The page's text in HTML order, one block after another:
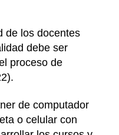
de los docentes
debe ser
proceso de
de computador
o celular con